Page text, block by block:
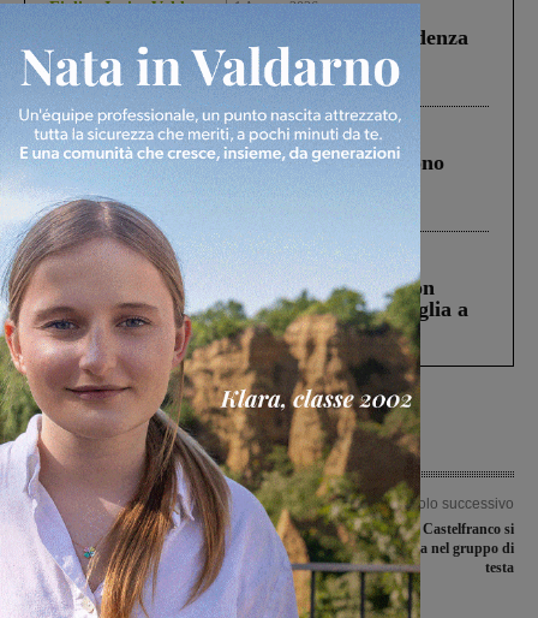
Figline Incisa Valdarno 1 Agosto 2026
Piscina di Figline finanziata oltre la scadenza
Pnrr, il gruppo di Fratelli d’Italia: “Un
ringraziamento al Governo”
Cronaca 4 Agosto 2026
Un anno fa la strage in A1 in cui morirono
Gianni, Giulia e Franco. Lo schianto, il
processo, lo stop ai sorpassi fra tir....
Cronaca 3 Agosto 2026
Scomparso da una struttura di Castiglion
Fiorentino l’uomo che aveva ucciso la figlia a
Levane nel 2020
Articolo precedente
Assistenti sessuali per disabili: un
disegno di legge al Senato. Enzo Brogi
propone una legge regionale
Articolo successivo
Faellese e Fulgor Castelfranco si
giocano la permanenza nel gruppo di
testa